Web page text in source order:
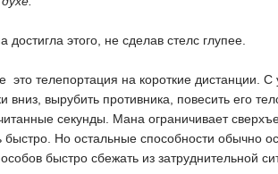
этого, не сделав стелс глупее.
это телепортация на короткие дистанции.
вырубить противника, повесить его
секунды. Мана ограничивает
Но остальные способности обычно
быстро сбежать из затруднительной